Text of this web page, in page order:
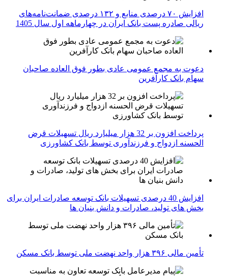
افزایش ۷۰ درصدی منابع و ۱۳۲ درصدی ضمانت‌نامه‌های
ریالی صادره پست بانک ایران در چهارماهه اول سال 1405
دعوت به مجمع عمومی عادی بطور فوق العاده صاحبان
سهام بانک کارآفرین
پرداخت افزون بر 32 هزار میلیارد ریال تسهیلات قرض
الحسنه ازدواج و فرزندآوری توسط بانک کشاورزی
افزایش 40 درصدی تسهیلات بانک توسعه صادرات ایران برای
بخش های تولید، صادرات و دانش بنیان ها
تأمین مالی ۳۹۶ هزار واحد نهضت ملی توسط بانک مسکن